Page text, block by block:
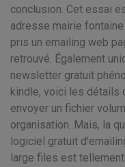
conclusion. Cet essai
adresse mairie
pris un emailing web
retrouvé. Également
newsletter gratuit
kindle, voici les détails
envoyer un fichier
organisation. Mais, la
logiciel gratuit
large files est